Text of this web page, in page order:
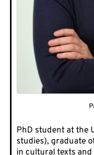
PhD student at the
studies), graduate
in cultural texts